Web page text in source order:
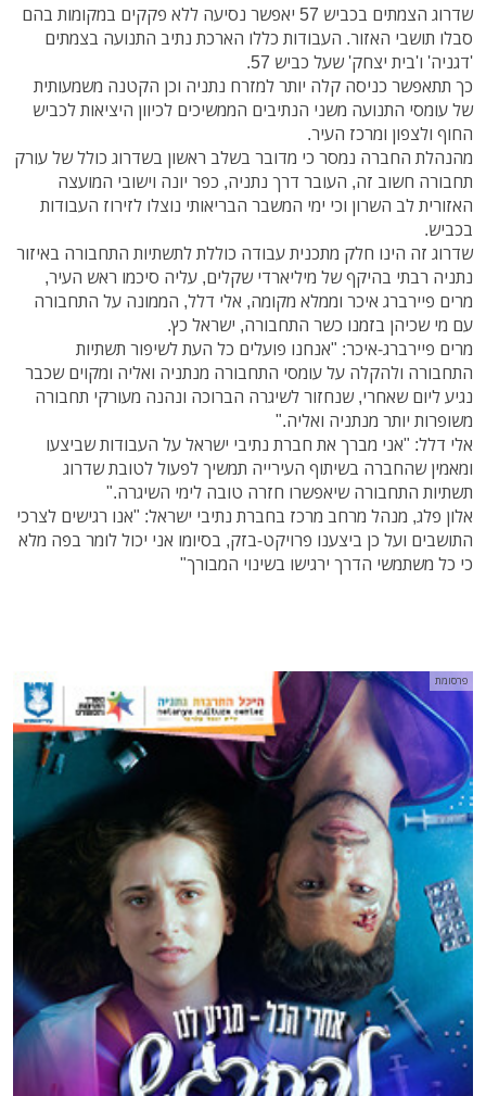
שדרוג הצמתים בכביש 57 יאפשר נסיעה ללא פקקים במקומות בהם
סבלו תושבי האזור. העבודות כללו הארכת נתיב התנועה בצמתים
'דגניה' ו'בית יצחק' שעל כביש 57.
כך תתאפשר כניסה קלה יותר למזרח נתניה וכן הקטנה משמעותית
של עומסי התנועה משני הנתיבים הממשיכים לכיוון היציאות לכביש
החוף ולצפון ומרכז העיר.
מהנהלת החברה נמסר כי מדובר בשלב ראשון בשדרוג כולל של עורק
תחבורה חשוב זה, העובר דרך נתניה, כפר יונה וישובי המועצה
האזורית לב השרון וכי ימי המשבר הבריאותי נוצלו לזירוז העבודות
בכביש.
שדרוג זה הינו חלק מתכנית עבודה כוללת לתשתיות התחבורה באיזור
נתניה רבתי בהיקף של מיליארדי שקלים, עליה סיכמו ראש העיר,
מרים פיירברג איכר וממלא מקומה, אלי דלל, הממונה על התחבורה
עם מי שכיהן בזמנו כשר התחבורה, ישראל כץ.
מרים פיירברג-איכר: "אנחנו פועלים כל העת לשיפור תשתיות
התחבורה ולהקלה על עומסי התחבורה מנתניה ואליה ומקוים שכבר
נגיע ליום שאחרי, שנחזור לשיגרה הברוכה ונהנה מעורקי תחבורה
משופרות יותר מנתניה ואליה."
אלי דלל: "אני מברך את חברת נתיבי ישראל על העבודות שביצעו
ומאמין שהחברה בשיתוף העירייה תמשיך לפעול לטובת שדרוג
תשתיות התחבורה שיאפשרו חזרה טובה לימי השיגרה."
אלון פלג, מנהל מרחב מרכז בחברת נתיבי ישראל: "אנו רגישים לצרכי
התושבים ועל כן ביצענו פרויקט-בזק, בסיומו אני יכול לומר בפה מלא
כי כל משתמשי הדרך ירגישו בשינוי המבורך"
פרסומת